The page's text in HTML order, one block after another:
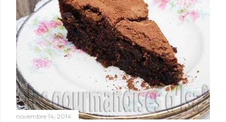
novembre 14, 2014